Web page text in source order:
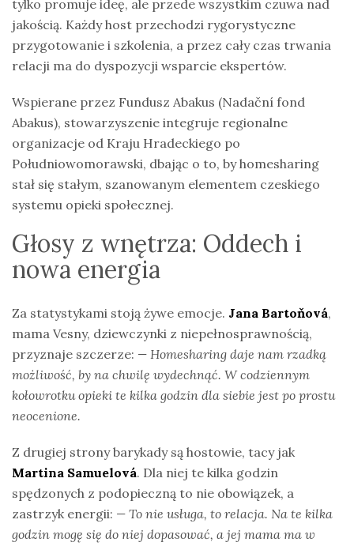
tylko promuje ideę, ale przede wszystkim czuwa nad
jakością. Każdy host przechodzi rygorystyczne
przygotowanie i szkolenia, a przez cały czas trwania
relacji ma do dyspozycji wsparcie ekspertów.
Wspierane przez Fundusz Abakus (Nadační fond
Abakus), stowarzyszenie integruje regionalne
organizacje od Kraju Hradeckiego po
Południowomorawski, dbając o to, by homesharing
stał się stałym, szanowanym elementem czeskiego
systemu opieki społecznej.
Głosy z wnętrza: Oddech i
nowa energia
Za statystykami stoją żywe emocje. Jana Bartoňová,
mama Vesny, dziewczynki z niepełnosprawnością,
przyznaje szczerze: — Homesharing daje nam rzadką
możliwość, by na chwilę wydechnąć. W codziennym
kołowrotku opieki te kilka godzin dla siebie jest po prostu
neocenione.
Z drugiej strony barykady są hostowie, tacy jak
Martina Samuelová. Dla niej te kilka godzin
spędzonych z podopieczną to nie obowiązek, a
zastrzyk energii: — To nie usługa, to relacja. Na te kilka
godzin mogę się do niej dopasować, a jej mama ma w